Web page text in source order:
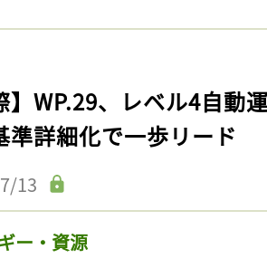
】WP.29、レベル4自動
準詳細化で一歩リード
13
ー・資源